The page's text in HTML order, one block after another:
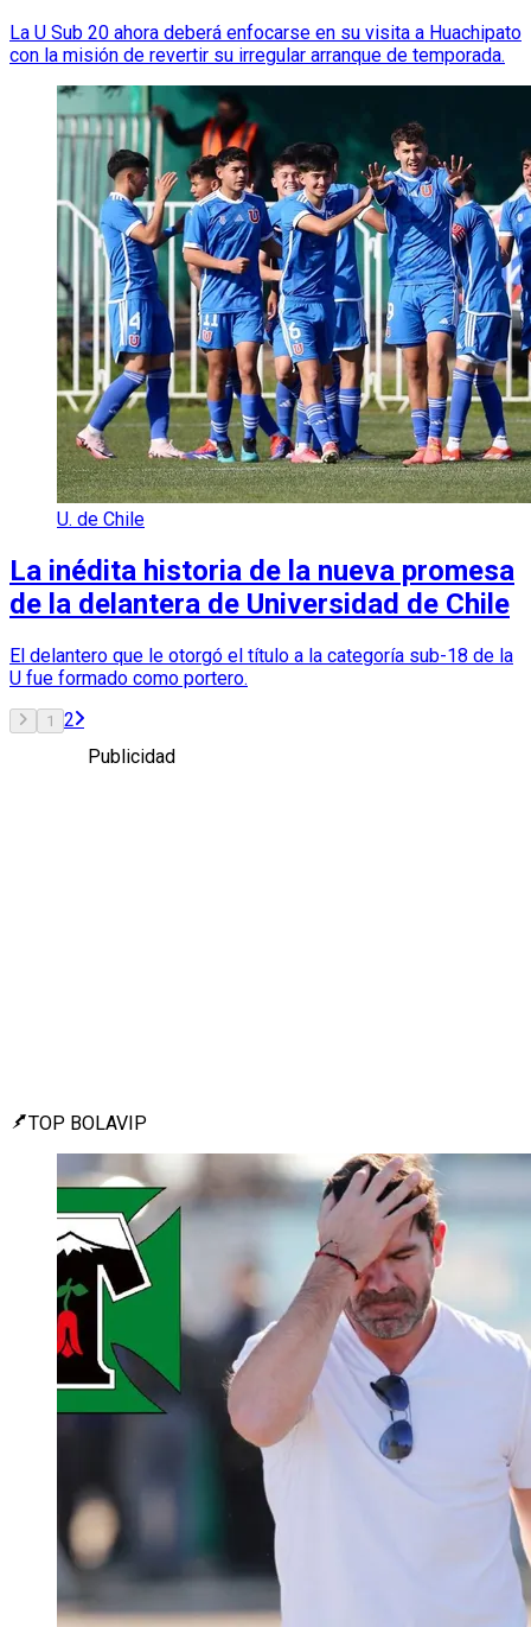
La U Sub 20 ahora deberá enfocarse en su visita a Huachipato
con la misión de revertir su irregular arranque de temporada.
U. de Chile
La inédita historia de la nueva promesa
de la delantera de Universidad de Chile
El delantero que le otorgó el título a la categoría sub-18 de la
U fue formado como portero.
1
2
Publicidad
TOP BOLAVIP